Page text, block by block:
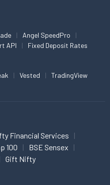
Angel SpeedPro
API Fixed Deposit Rates
Vested TradingView
Financial Services
100
BSE Sensex
Gift Nifty